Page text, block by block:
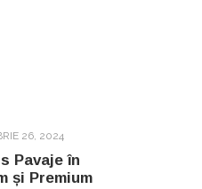
26, 2024
Pavaje în
și Premium